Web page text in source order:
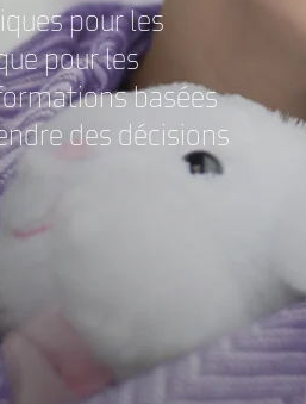
pour les
pour les
basées
des décisions